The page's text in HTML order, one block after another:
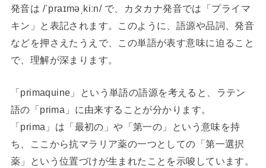
発音は /ˈpraɪməˌkiːn/ で、カタカナ発音では「プライマ
キン」と表記されます。このように、語源や品詞、発音
などを押さえたうえで、この単語が表す意味に迫ること
で、理解が深まります。
「primaquine」という単語の語源を考えると、ラテン
語の「prima」に由来することが分かります。
「prima」は「最初の」や「第一の」という意味を持
ち、ここから抗マラリア薬の一つとしての「第一選択
薬」という位置づけが生まれたことを示唆しています。